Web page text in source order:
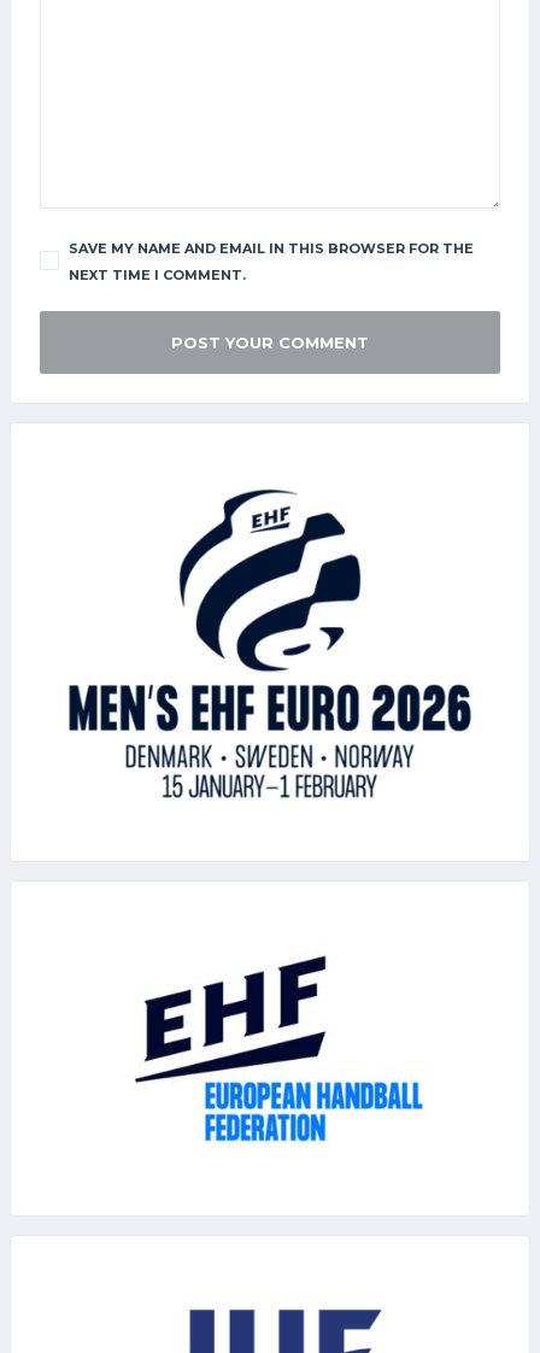
SAVE MY NAME AND EMAIL IN THIS BROWSER FOR THE
NEXT TIME I COMMENT.